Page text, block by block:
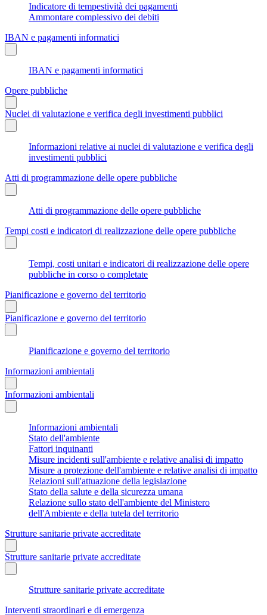
Indicatore di tempestività dei pagamenti
Ammontare complessivo dei debiti
IBAN e pagamenti informatici
IBAN e pagamenti informatici
Opere pubbliche
Nuclei di valutazione e verifica degli investimenti pubblici
Informazioni relative ai nuclei di valutazione e verifica degli
investimenti pubblici
Atti di programmazione delle opere pubbliche
Atti di programmazione delle opere pubbliche
Tempi costi e indicatori di realizzazione delle opere pubbliche
Tempi, costi unitari e indicatori di realizzazione delle opere
pubbliche in corso o completate
Pianificazione e governo del territorio
Pianificazione e governo del territorio
Pianificazione e governo del territorio
Informazioni ambientali
Informazioni ambientali
Informazioni ambientali
Stato dell'ambiente
Fattori inquinanti
Misure incidenti sull'ambiente e relative analisi di impatto
Misure a protezione dell'ambiente e relative analisi di impatto
Relazioni sull'attuazione della legislazione
Stato della salute e della sicurezza umana
Relazione sullo stato dell'ambiente del Ministero
dell'Ambiente e della tutela del territorio
Strutture sanitarie private accreditate
Strutture sanitarie private accreditate
Strutture sanitarie private accreditate
Interventi straordinari e di emergenza